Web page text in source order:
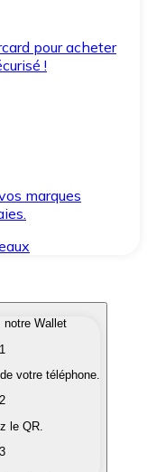
pour acheter
!
marques
intéressent
en monnaie
notre Wallet
1
votre téléphone.
2
le QR.
3